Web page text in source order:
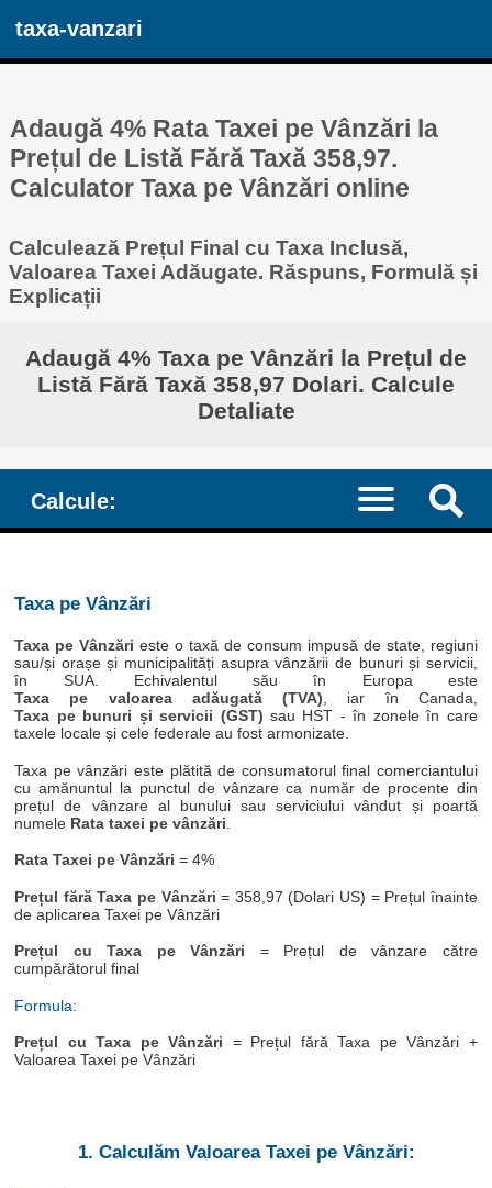
taxa-vanzari
Adaugă 4% Rata Taxei pe Vânzări la
Prețul de Listă Fără Taxă 358,97.
Calculator Taxa pe Vânzări online
Calculează Prețul Final cu Taxa Inclusă,
Valoarea Taxei Adăugate. Răspuns, Formulă și
Explicații
Adaugă 4% Taxa pe Vânzări la Prețul de
Listă Fără Taxă 358,97 Dolari. Calcule
Detaliate
Calcule:
Taxa pe Vânzări
Taxa pe Vânzări este o taxă de consum impusă de state, regiuni
sau/și orașe și municipalități asupra vânzării de bunuri și servicii,
în SUA. Echivalentul său în Europa este
Taxa pe valoarea adăugată (TVA) , iar în Canada,
Taxa pe bunuri și servicii (GST) sau HST - în zonele în care
taxele locale și cele federale au fost armonizate.
Taxa pe vânzări este plătită de consumatorul final comerciantului
cu amănuntul la punctul de vânzare ca număr de procente din
prețul de vânzare al bunului sau serviciului vândut și poartă
numele Rata taxei pe vânzări
Rata Taxei pe Vânzări = 4%
Prețul fără Taxa pe Vânzări = 358,97 (Dolari US) = Prețul înainte
de aplicarea Taxei pe Vânzări
Prețul cu Taxa pe Vânzări = Prețul de vânzare către
cumpărătorul final
Formula:
Prețul cu Taxa pe Vânzări = Prețul fără Taxa pe Vânzări +
Valoarea Taxei pe Vânzări
1. Calculăm Valoarea Taxei pe Vânzări: